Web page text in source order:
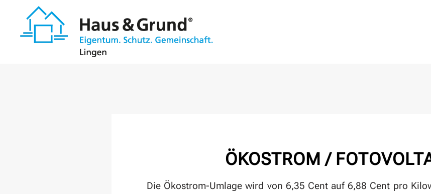
Zum Hauptinhalt springen
ÖKOSTROM /
Die Ökostrom-Umlage wird von 6,35 Cent auf 6,88 Cent pro